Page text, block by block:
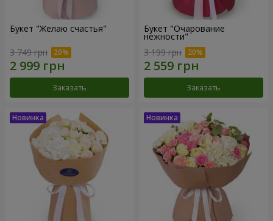
Букет "Желаю счастья"
3 749 грн
Заказать
Букет "Очарование
нежности"
3 199 грн
Заказать